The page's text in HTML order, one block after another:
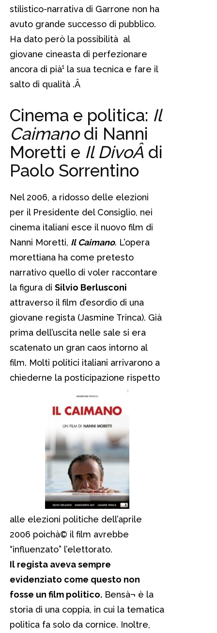
stilistico-narrativa di Garrone non ha
avuto grande successo di pubblico.
Ha dato però la possibilità al
giovane cineasta di perfezionare
ancora di pià¹ la sua tecnica e fare il
salto di qualità .Â
Cinema e politica: Il
Caimanodi Nanni
Moretti e Il DivoÂ di
Paolo Sorrentino
Nel 2006, a ridosso delle elezioni
per il Presidente del Consiglio, nei
cinema italiani esce il nuovo film di
Nanni Moretti, Il Caimano. L’opera
morettiana ha come pretesto
narrativo quello di voler raccontare
la figura di Silvio Berlusconi
attraverso il film d’esordio di una
giovane regista (Jasmine Trinca). Già
prima dell’uscita nelle sale si era
scatenato un gran caos intorno al
film. Molti politici italiani arrivarono a
chiederne la posticipazione rispetto
alle elezioni politiche dell’aprile
2006 poichà© il film avrebbe
“influenzato” l’elettorato.
Il regista aveva sempre
evidenziato come questo non
fosse un film politico. Bensà¬ è la
storia di una coppia, in cui la tematica
politica fa solo da cornice. Inoltre,